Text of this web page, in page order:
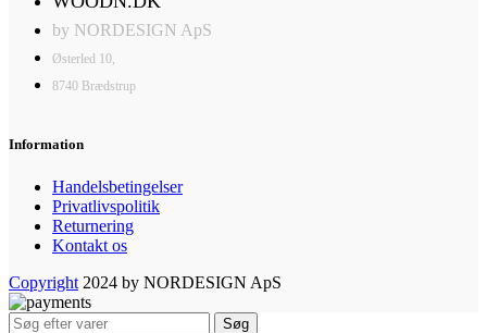
by NORDESIGN ApS
Østerled 10,
8740 Brædstrup
Information
Handelsbetingelser
Privatlivspolitik
Returnering
Kontakt os
Copyright 2024 by NORDESIGN ApS
Søg